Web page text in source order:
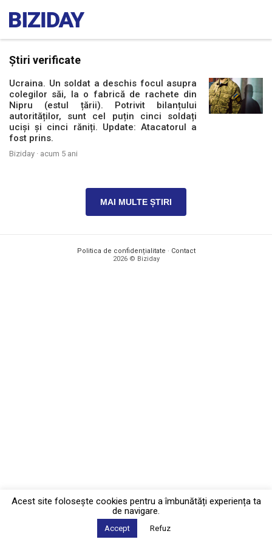
Știri verificate
Ucraina. Un soldat a deschis focul asupra
colegilor săi, la o fabrică de rachete din
Nipru (estul țării). Potrivit bilanțului
autorităților, sunt cel puțin cinci soldați
uciși și cinci răniți. Update: Atacatorul a
fost prins.
Biziday · acum 5 ani
MAI MULTE ȘTIRI
Politica de confidențialitate · Contact
2026 © Biziday
Acest site foloseşte cookies pentru a îmbunătăți experiența ta
de navigare.
Accept Refuz